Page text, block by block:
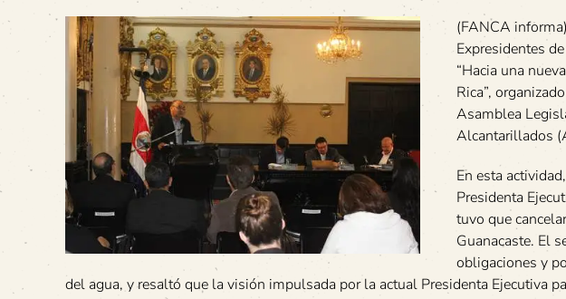
(FANCA
Expresidentes
“Hacia una
Rica”,
Asamblea
Alcantarillados
En esta
Presidenta
tuvo que
Guanacaste. El
obligaciones y
del agua, y resaltó que la visión impulsada por la actual Presidenta Ejecutiva